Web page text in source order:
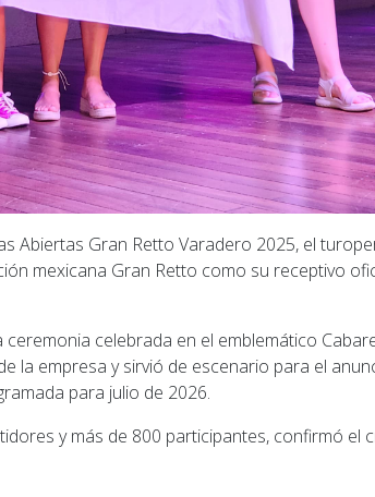
Abiertas Gran Retto Varadero 2025, el
mexicana Gran Retto como su receptivo
celebrada en el emblemático
la empresa y sirvió de escenario para el
para julio de 2026.
y más de 800 participantes, confirmó el